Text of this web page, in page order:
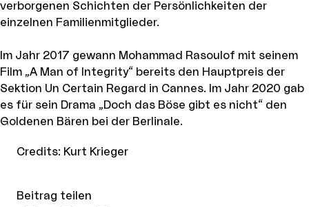
verborgenen Schichten der Persönlichkeiten der
einzelnen Familienmitglieder.
Im Jahr 2017 gewann Mohammad Rasoulof mit seinem
Film „A Man of Integrity“ bereits den Hauptpreis der
Sektion Un Certain Regard in Cannes. Im Jahr 2020 gab
es für sein Drama „Doch das Böse gibt es nicht“ den
Goldenen Bären bei der Berlinale.
Credits: Kurt Krieger
Beitrag teilen